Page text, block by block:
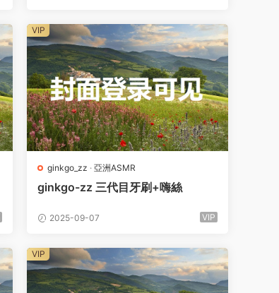
ginkgo_zz · 亞洲ASMR
ginkgo-zz 三代目牙刷+嗨絲
2025-09-07 VIP
VIP
VIP